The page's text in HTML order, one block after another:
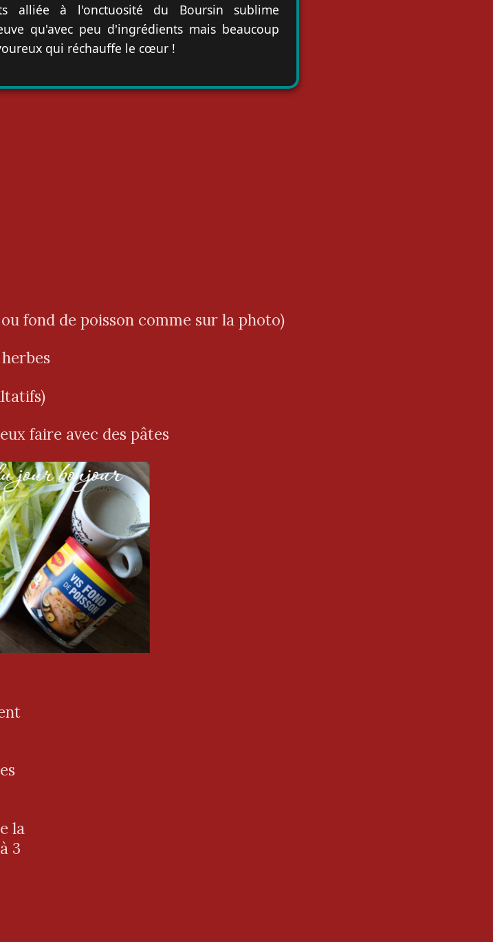
alliée à l'onctuosité du Boursin sublime
qu'avec peu d'ingrédients mais beaucoup
qui réchauffe le cœur !
fond de poisson comme sur la photo)
faire avec des pâtes
la
3